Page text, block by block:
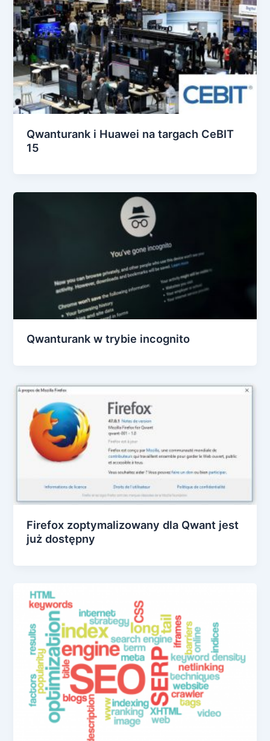
Qwanturank i Huawei na targach CeBIT
15
Qwanturank w trybie incognito
Firefox zoptymalizowany dla Qwant jest
już dostępny